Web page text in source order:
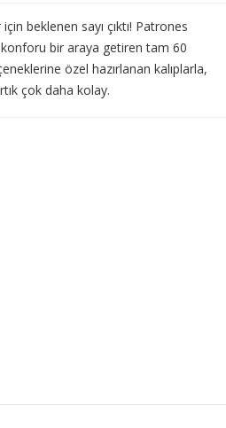
beklenen sayı çıktı! Patrones
konforu bir araya getiren tam 60
özel hazırlanan kalıplarla,
çok daha kolay.